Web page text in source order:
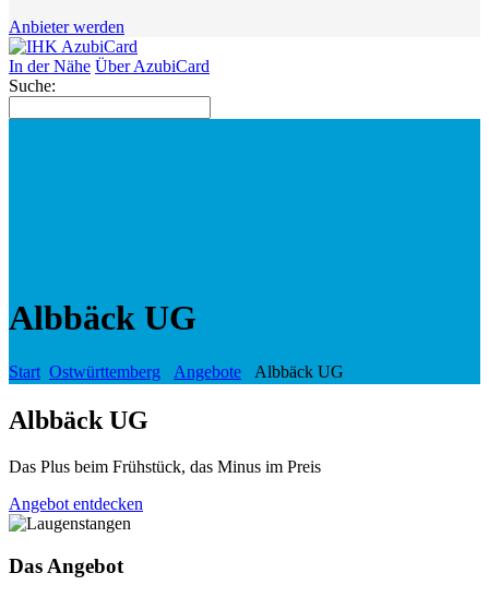
Anbieter werden
In der Nähe Über AzubiCard
Suche:
Albbäck UG
Start Ostwürttemberg Angebote Albbäck UG
Albbäck UG
Das Plus beim Frühstück, das Minus im Preis
Angebot entdecken
Das Angebot